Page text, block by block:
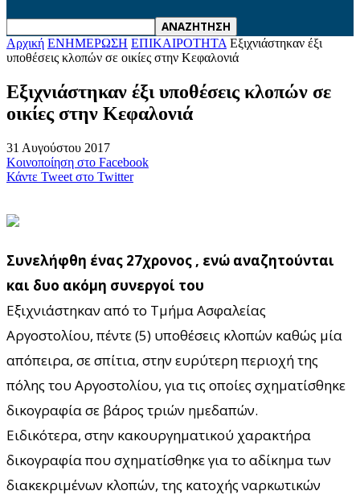
Αρχική ΕΝΗΜΕΡΩΣΗ ΕΠΙΚΑΙΡΟΤΗΤΑ Εξιχνιάστηκαν έξι
υποθέσεις κλοπών σε οικίες στην Κεφαλονιά
Εξιχνιάστηκαν έξι υποθέσεις κλοπών σε
οικίες στην Κεφαλονιά
31 Αυγούστου 2017
Κοινοποίηση στο Facebook
Κάντε Tweet στο Twitter
Συνελήφθη ένας 27χρονος , ενώ αναζητούνται
και δυο ακόμη συνεργοί του
Εξιχνιάστηκαν από το Τμήμα Ασφαλείας
Αργοστολίου, πέντε (5) υποθέσεις κλοπών καθώς μία
απόπειρα, σε σπίτια, στην ευρύτερη περιοχή της
πόλης του Αργοστολίου, για τις οποίες σχηματίσθηκε
δικογραφία σε βάρος τριών ημεδαπών.
Ειδικότερα, στην κακουργηματικού χαρακτήρα
δικογραφία που σχηματίσθηκε για το αδίκημα των
διακεκριμένων κλοπών, της κατοχής ναρκωτικών